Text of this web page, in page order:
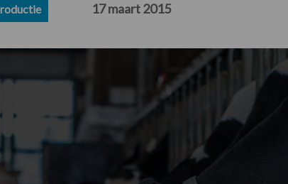
17 maart 2015